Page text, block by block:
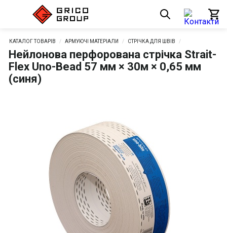
КАТАЛОГ ТОВАРІВ АРМУЮЧІ МАТЕРІАЛИ СТРІЧКА ДЛЯ ШВІВ
Нейлонова перфорована стрічка Strait-
Flex Uno-Bead 57 мм × 30м × 0,65 мм
(синя)